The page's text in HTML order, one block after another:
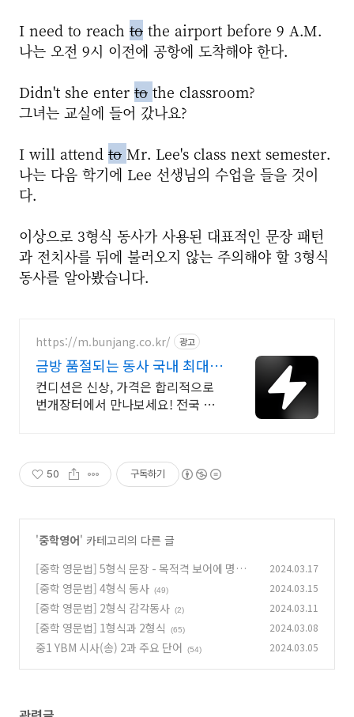
I need to reach to the airport before 9 A.M.
나는 오전 9시 이전에 공항에 도착해야 한다.
Didn't she enter to the classroom?
그녀는 교실에 들어 갔나요?
I will attend to Mr. Lee's class next semester.
나는 다음 학기에 Lee 선생님의 수업을 들을 것이
다.
이상으로 3형식 동사가 사용된 대표적인 문장 패턴
과 전치사를 뒤에 불러오지 않는 주의해야 할 3형식
동사를 알아봤습니다.
https://m.bunjang.co.kr/ 광고
금방 품절되는 동사 국내 최대
브랜드 중고거래
컨디션은 신상, 가격은 합리적으로
번개장터에서 만나보세요! 전국 각
50 구독하기
'중학영어' 카테고리의 다른 글
[중학 영문법] 5형식 문장 - 목적격 보어에 명사
나 형용사가 오는 경우
(30)
2024.03.17
[중학 영문법] 4형식 동사 (49) 2024.03.15
[중학 영문법] 2형식 감각동사 (2) 2024.03.11
[중학 영문법] 1형식과 2형식 (65) 2024.03.08
중1 YBM 시사(송) 2과 주요 단어 (54) 2024.03.05